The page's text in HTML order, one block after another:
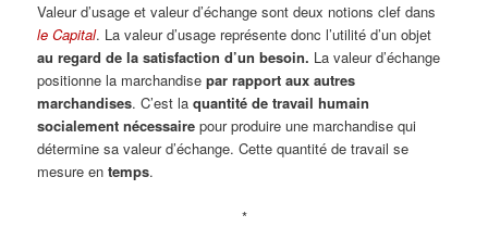
Valeur d’usage et valeur d’échange sont deux notions clef dans
le Capital. La valeur d’usage représente donc l’utilité d’un objet
au regard de la satisfaction d’un besoin. La valeur d’échange
positionne la marchandisepar rapport aux autres
marchandises. C’est laquantité de travail humain
socialement nécessairepour produire une marchandise qui
détermine sa valeur d’échange. Cette quantité de travail se
mesure entemps.
*